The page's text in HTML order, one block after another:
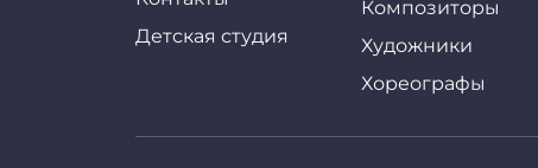
Детская студия
Композиторы
Художники
Хореографы